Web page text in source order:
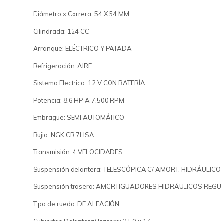
Diámetro x Carrera: 54 X 54 MM
Cilindrada: 124 CC
Arranque: ELÉCTRICO Y PATADA
Refrigeración: AIRE
Sistema Electrico: 12 V CON BATERÍA
Potencia: 8,6 HP A 7,500 RPM
Embrague: SEMI AUTOMÁTICO
Bujia: NGK CR 7HSA
Transmisión: 4 VELOCIDADES
Suspensión delantera: TELESCÓPICA C/ AMORT.
Suspensión trasera: AMORTIGUADORES HIDRÁULICOS
Tipo de rueda: DE ALEACIÓN